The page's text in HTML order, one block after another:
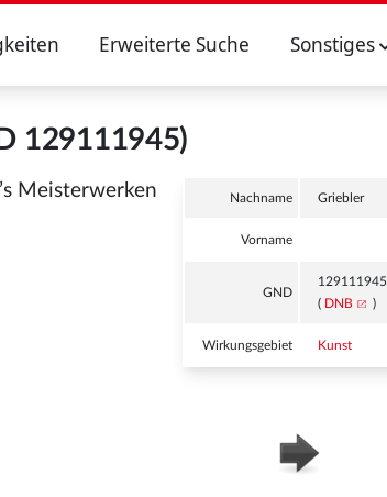
Erweiterte Suche Sonstiges
129111945)
Nachname Griebler
Vorname
GND
129111945
( DNB )
Wirkungsgebiet Kunst
Meisterwerken